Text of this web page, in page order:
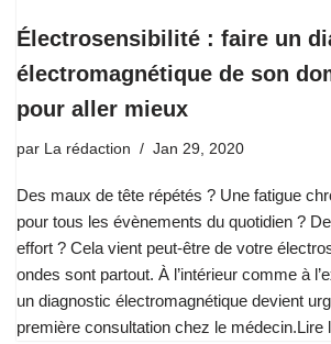
Électrosensibilité : faire un
électromagnétique de son
pour aller mieux
par La rédaction Jan 29, 2020
Des maux de tête répétés ? Une fatigue
pour tous les évènements du quotidien ?
effort ? Cela vient peut-être de votre
ondes sont partout. À l’intérieur comme à
un diagnostic électromagnétique devient
première consultation chez le médecin.Lire